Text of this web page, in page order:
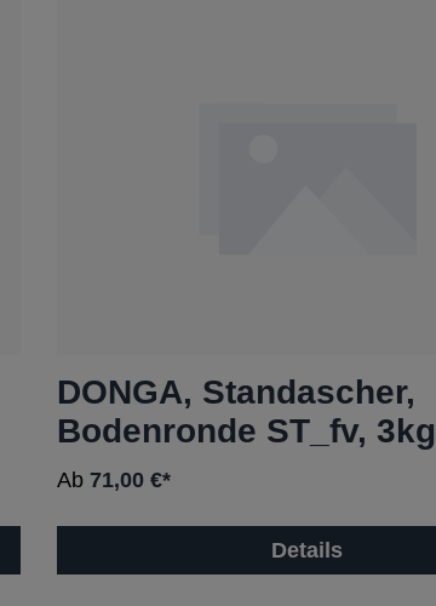
DONGA, Standascher,
Bodenronde ST_fv, 3kg
Ab 71,00 €*
Details